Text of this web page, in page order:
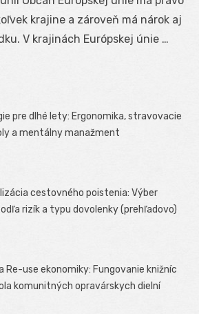
krajine a zároveň má nárok aj
V krajinách Európskej únie …
pre dlhé lety: Ergonomika, stravovacie
a mentálny manažment
cestovného poistenia: Výber
rizík a typu dovolenky (prehľadovo)
Re-use ekonomiky: Fungovanie knižníc
komunitných opravárskych dielní